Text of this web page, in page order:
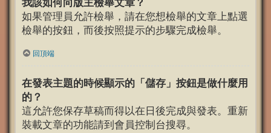
我該如何向版主檢舉文章？
如果管理員允許檢舉，請在您想檢舉的文章上點選
檢舉的按鈕，而後按照提示的步驟完成檢舉。
回頂端
在發表主題的時候顯示的「儲存」按鈕是做什麼用
的？
這允許您保存草稿而得以在日後完成與發表。重新
裝載文章的功能請到會員控制台搜尋。